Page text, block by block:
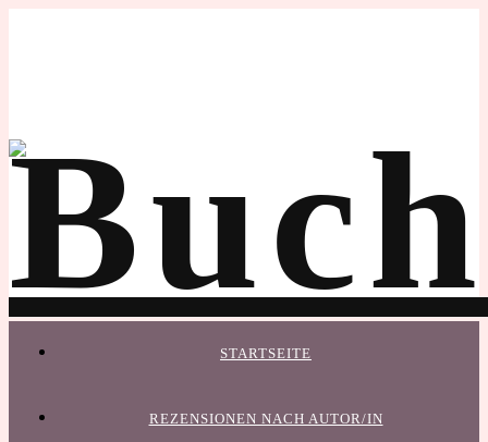
STARTSEITE
REZENSIONEN NACH AUTOR/IN